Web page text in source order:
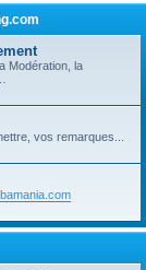
Modération, la
vos remarques...